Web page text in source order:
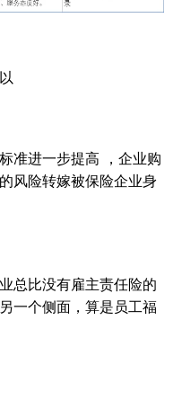
准进一步提高 ，企业购
风险转嫁被保险企业身
总比没有雇主责任险的
一个侧面，算是员工福